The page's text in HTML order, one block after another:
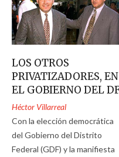
LOS OTROS
PRIVATIZADORES, EN
EL GOBIERNO DEL
Héctor Villarreal
Con la elección democrática
del Gobierno del Distrito
Federal (GDF) y la manifiesta